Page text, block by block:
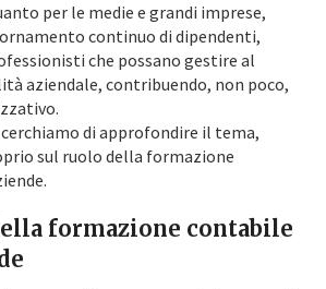
per le medie e grandi imprese,
continuo di dipendenti,
che possano gestire al
aziendale, contribuendo, non poco,
di approfondire il tema,
sul ruolo della formazione
formazione contabile